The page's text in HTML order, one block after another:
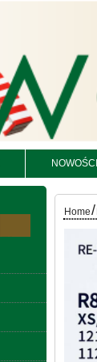
NOWOŚCI
Home/